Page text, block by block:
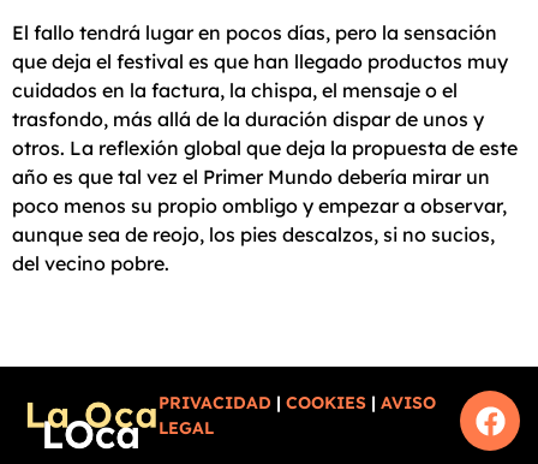
El fallo tendrá lugar en pocos días, pero la sensación
que deja el festival es que han llegado productos muy
cuidados en la factura, la chispa, el mensaje o el
trasfondo, más allá de la duración dispar de unos y
otros. La reflexión global que deja la propuesta de este
año es que tal vez el Primer Mundo debería mirar un
poco menos su propio ombligo y empezar a observar,
aunque sea de reojo, los pies descalzos, si no sucios,
del vecino pobre.
PRIVACIDAD | COOKIES | AVISO
LEGAL